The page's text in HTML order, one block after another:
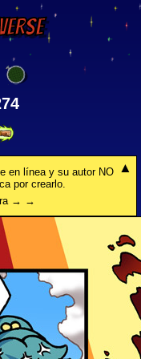
en línea y su autor NO
por crearlo.
→ →